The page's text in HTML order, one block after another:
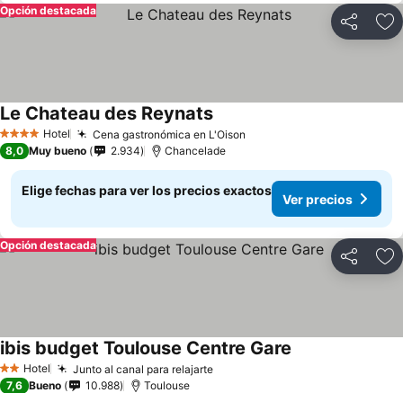
Compartir
Opción destacada
4 EstrellasHotel Cena gastronómica en L'Oison
Le Chateau des ReynatsVer precios
8,0 Muy bueno 2.934 Chancelade
Elige fechas para ver los precios exactos
Ver precios
Compartir
Opción destacada
2 Estrellas
Hotel Junto al canal para relajarteVer precios
ibis budget Toulouse Centre Gare
7,6 Bueno 10.988 Toulouse